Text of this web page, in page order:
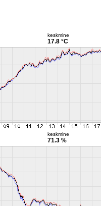
keskmine
17.8 °C
keskmine
71.3 %